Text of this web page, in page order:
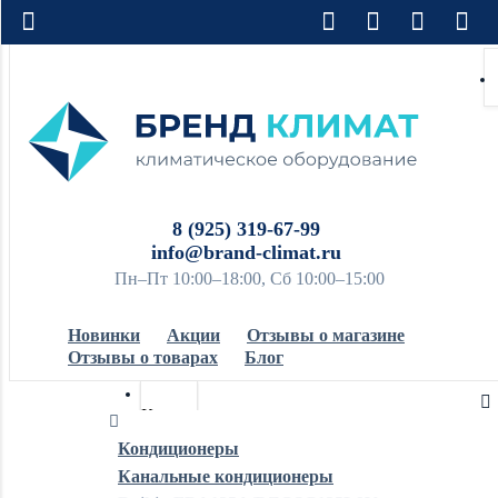
8 (925) 319-67-99
info@brand-climat.ru
Пн–Пт 10:00–18:00, Сб 10:00–15:00
Новинки Акции
Отзывы о магазине
Отзывы о товарах
Блог
Кондиционеры
Обогреватели
Кондиционеры
Канальные кондиционеры